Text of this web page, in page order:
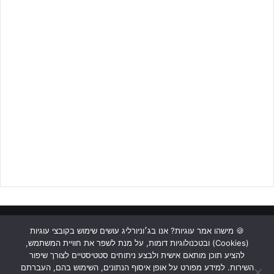
ראשי כתבות תכנים מקצועיים תנאי שימוש
מדיניות אבטחה
כתבו לנו
🍪 מישהו אמר עוגיות? אנו בג׳וניורליג עושים שימוש בקובצי עוגיות
(Cookies) ובטכנולוגיות דומות, על מנת לשפר את חוויית המשתמש,
להציע תוכן מותאם אישית ולבצע ניתוחים סטטיסטיים לצורך שיפור
השירות. למידע מפורט על אופן איסוף הנתונים, השימוש בהם, העברתם